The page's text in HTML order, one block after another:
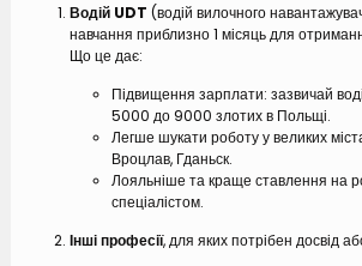
Водій UDT (водій вилочного
навчання приблизно 1 місяць для
Що це дає:
Підвищення зарплати: зазвичай
5000 до 9000 злотих в Польщі.
Легше шукати роботу у великих
Вроцлав, Гданьск.
Лояльніше та краще ставлення на
спеціалістом.
Інші професії, для яких потрібен досвід